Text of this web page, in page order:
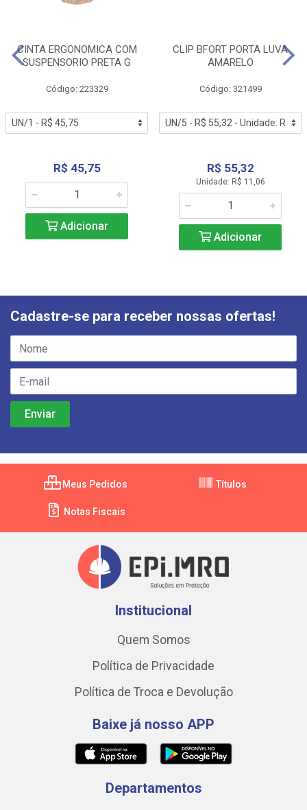
CINTA ERGONOMICA COM
SUSPENSORIO PRETA G
Código: 223329
R$ 45,75
Adicionar
CLIP BFORT PORTA LUVA
AMARELO
Código: 321499
R$ 55,32
Unidade: R$ 11,06
Adicionar
Cadastre-se para receber nossas ofertas!
Meus Pedidos Títulos
Notas Fiscais
Institucional
Quem Somos
Política de Privacidade
Política de Troca e Devolução
Baixe já nosso APP
Departamentos